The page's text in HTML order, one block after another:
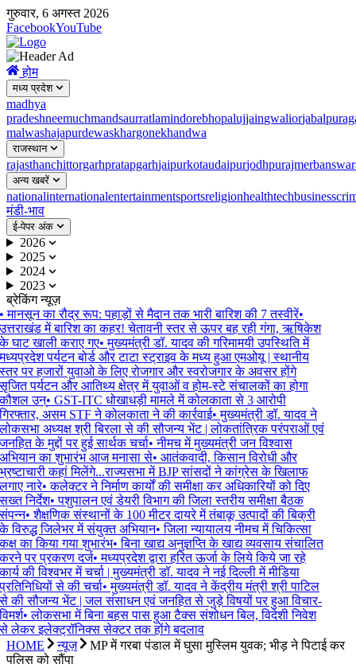
गुरुवार, 6 अगस्त 2026
FacebookYouTube
होम
मध्य प्रदेश
madhya
pradeshneemuchmandsaurratlamindorebhopalujjaingwaliorjabalpur
malwashajapurdewaskhargonekhandwa
राजस्थान
rajasthanchittorgarhpratapgarhjaipurkotaudaipurjodhpurajmer
अन्य खबरें
nationalinternationalentertainmentsportsreligionhealthtechbusiness
मंडी-भाव
ई-पेपर अंक
2026
2025
2024
2023
ब्रेकिंग न्यूज़
मानसून का रौद्र रूप: पहाड़ों से मैदान तक भारी बारिश की 7 तस्वीरें•
में बारिश का कहर! चेतावनी स्तर से ऊपर बह रही गंगा, ऋषिकेश
घाट खाली कराए गए• मुख्यमंत्री डॉ. यादव की गरिमामयी उपस्थिति में
पर्यटन बोर्ड और टाटा स्ट्राइव के मध्य हुआ एमओयू | स्थानीय
पर हजारों युवाओ के लिए रोजगार और स्वरोजगार के अवसर होंगे
पर्यटन और आतिथ्य क्षेत्र में युवाओं व होम-स्टे संचालकों का होगा
उन्• GST-ITC धोखाधड़ी मामले में कोलकाता से 3 आरोपी
असम STF ने कोलकाता ने की कार्रवाई• मुख्यमंत्री डॉ. यादव ने
अध्यक्ष श्री बिरला से की सौजन्य भेंट | लोकतांत्रिक परंपराओं एवं
के मुद्दों पर हुई सार्थक चर्चा• नीमच में मुख्यमंत्री जन विश्वास
का शुभारंभ आज मनासा से• आतंकवादी, किसान विरोधी और
कहां मिलेंगे...राज्यसभा में BJP सांसदों ने कांग्रेस के खिलाफ
नारे• कलेक्टर ने निर्माण कार्यों की समीक्षा कर अधिकारियों को दिए
निर्देश• पशुपालन एवं डेयरी विभाग की जिला स्तरीय समीक्षा बैठक
• शैक्षणिक संस्थानों के 100 मीटर दायरे में तंबाकू उत्पादों की बिक्री
विरुद्ध जिलेभर में संयुक्त अभियान• जिला न्यायालय नीमच में चिकित्सा
का किया गया शुभारंभ• बिना खाद्य अनुज्ञप्ति के खाद्य व्यवसाय संचालित
पर प्रकरण दर्ज• मध्यप्रदेश द्वारा हरित ऊर्जा के लिये किये जा रहे
की विश्वभर में चर्चा | मुख्यमंत्री डॉ. यादव ने नई दिल्ली में मीडिया
से की चर्चा• मुख्यमंत्री डॉ. यादव ने केंद्रीय मंत्री श्री पाटिल
की सौजन्य भेंट | जल संसाधन एवं जनहित से जुड़े विषयों पर हुआ विचार-
• लोकसभा में बिना बहस पास हुआ टैक्स संशोधन बिल, विदेशी निवेश
लेकर इलेक्ट्रॉनिक्स सेक्टर तक होंगे बदलाव
HOME
न्यूज़
MP में गरबा पंडाल में घुसा मुस्लिम युवक; भीड़ ने पिटाई कर
पुलिस को सौंपा